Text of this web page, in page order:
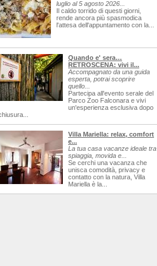
luglio al 5 agosto 2026...
Il caldo torrido di questi giorni,
rende ancora più spasmodica
l'attesa dell'appuntamento con la...
Quando e' sera…
RETROSCENA: vivi il...
Accompagnato da una guida
esperta, potrai scoprire
quello...
Partecipa all'evento serale del
Parco Zoo Falconara e vivi
un'esperienza esclusiva dopo
Villa Mariella: relax, comfort
e...
La tua casa vacanze ideale tra
spiaggia, movida e...
Se cerchi una vacanza che
unisca comodità, privacy e
contatto con la natura, Villa
Mariella è la...